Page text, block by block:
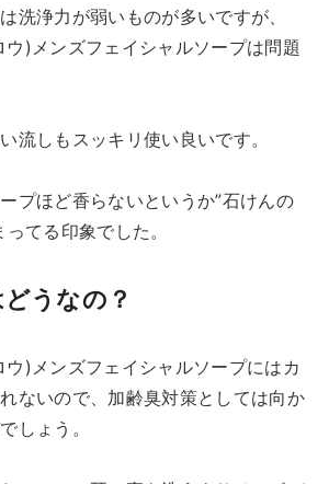
洗浄力が弱いものが多いですが、
ウ)メンズフェイシャルソープは問題
流しもスッキリ使い良いです。
プほど香らないというか”石けんの
てる印象でした。
うなの？
ウ)メンズフェイシャルソープにはカ
ないので、加齢臭対策としては向か
しょう。